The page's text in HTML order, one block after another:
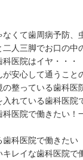
くて歯周病予防、
人三脚でお口の中
医院はイヤ・・・
安心して通うこと
整っている歯科医
れている歯科医院
医院で働きたい！
歯科医院で働きたい
レイな歯科医院で